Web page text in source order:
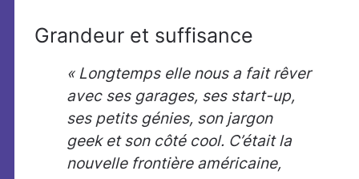
Grandeur et suffisance
« Longtemps elle nous a fait rêver
avec ses garages, ses start-up,
ses petits génies, son jargon
geek et son côté cool. C’était la
nouvelle frontière américaine,